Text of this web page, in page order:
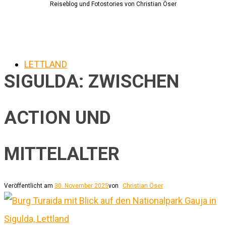
Reiseblog und Fotostories von Christian Öser
LETTLAND
SIGULDA: ZWISCHEN
ACTION UND
MITTELALTER
Veröffentlicht am 30. November 2025von Christian Öser